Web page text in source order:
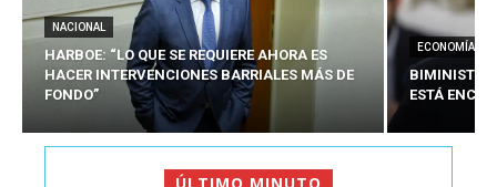
NACIONAL
HARBOE: “LO QUE SE REQUIERE AHORA ES
HACER INTERVENCIONES BARRIALES MÁS DE
FONDO”
ECONOMÍA
BIMINISTRO
ESTÁ